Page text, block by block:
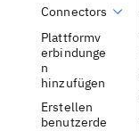
Connectors
Plattformv
erbindunge
n
hinzufügen
Erstellen
benutzerde